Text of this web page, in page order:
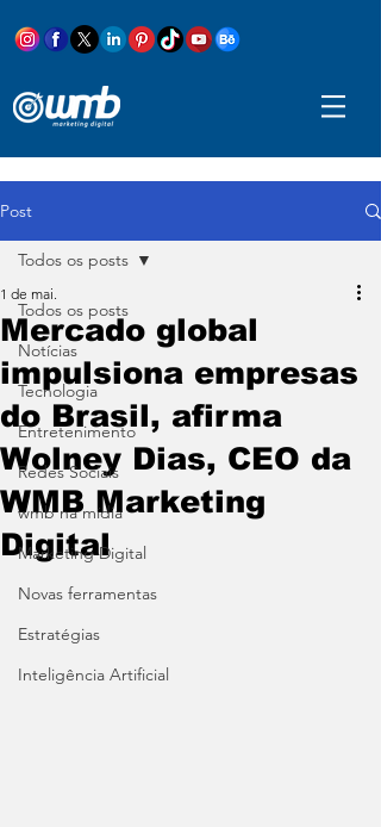
Post
Todos os posts
Notícias
Tecnologia
Entretenimento
Redes Sociais
wmb na mídia
Marketing Digital
Novas ferramentas
Estratégias
Inteligência Artificial
Todos os posts
Mercado global
impulsiona empresas
do Brasil, afirma
Wolney Dias, CEO da
WMB Marketing
Digital
1 de mai.